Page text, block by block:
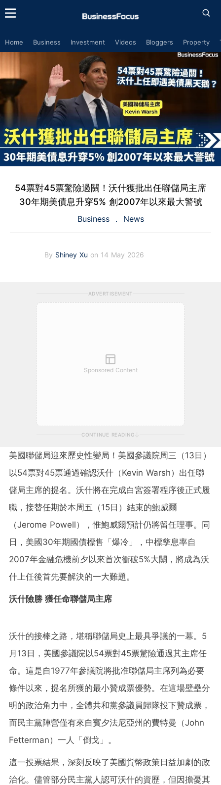
Home Business Investment Videos Bloggers Property
54票對45票驚險過關！沃什獲批出任聯儲局主席
30年期美債息升穿5% 創2007年以來最大警號
Business News
By Shiney Xu on 14 May 2026
ADVERTISEMENT
Sponsored Content
CONTINUE READING
美國聯儲局迎來歷史性變局！美國參議院周三（13日）
以54票對45票通過確認沃什（Kevin Warsh）出任聯
儲局主席的提名。沃什將在完成白宮簽署程序後正式履
職，接替任期於本周五（15日）結束的鮑威爾
（Jerome Powell），惟鮑威爾預計仍將留任理事。同
日，美國30年期國債標售「爆冷」，中標孳息率自
2007年金融危機前夕以來首次衝破5%大關，將成為沃
什上任後首先要解決的一大難題。
沃什險勝 獲任命聯儲局主席
沃什的接棒之路，堪稱聯儲局史上最具爭議的一幕。5
月13日，美國參議院以54票對45票驚險通過其主席任
命。這是自1977年參議院將批准聯儲局主席列為必要
條件以來，提名所獲的最小贊成票優勢。在這場壁壘分
明的政治角力中，全體共和黨參議員歸隊投下贊成票，
而民主黨陣營僅有來自賓夕法尼亞州的費特曼（John
Fetterman）一人「倒戈」。
這一投票結果，深刻反映了美國貨幣政策日益加劇的政
治化。儘管部分民主黨人認可沃什的資歷，但因擔憂其